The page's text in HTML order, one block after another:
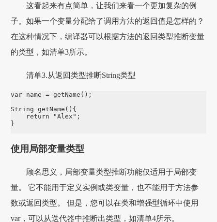
这看起来有点简单，让我们来看一个更加复杂的例
子。如果一个变量分配给了调用方法的返回值是怎样的？
在这种情况下，编译器可以根据方法的返回类型推断变量
的类型，如清单3所示。
清单3.从返回类型推断String类型
var name = getName();
String getName(){
return "Alex";
}
使用局部变量类型
顾名思义，局部变量类型推断功能仅适用于局部变
量。 它不能用于定义实例或类变量，也不能用于方法参
数或返回类型。 但是，您可以在类和增强型循环中使用
var，可以从迭代器中推断出类型，如清单4所示。